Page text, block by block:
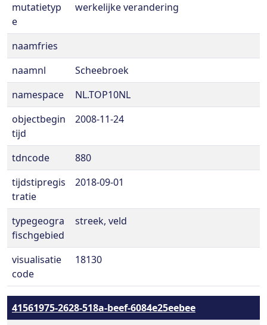
mutatietyp
e
werkelijke verandering
naamfries
naamnl
Scheebroek
namespace
NL.TOP10NL
objectbegin
tijd
2008-11-24
tdncode
880
tijdstipregis
tratie
2018-09-01
typegeogra
fischgebied
streek, veld
visualisatie
code
18130
41561975-2628-518a-beef-6084e25eebee